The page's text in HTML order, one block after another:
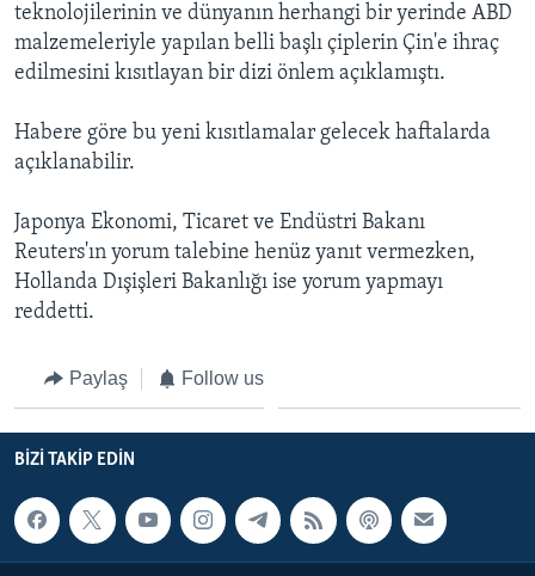
teknolojilerinin ve dünyanın herhangi bir yerinde ABD
malzemeleriyle yapılan belli başlı çiplerin Çin'e ihraç
edilmesini kısıtlayan bir dizi önlem açıklamıştı.
Habere göre bu yeni kısıtlamalar gelecek haftalarda
açıklanabilir.
Japonya Ekonomi, Ticaret ve Endüstri Bakanı
Reuters'ın yorum talebine henüz yanıt vermezken,
Hollanda Dışişleri Bakanlığı ise yorum yapmayı
reddetti.
Paylaş Follow us
BIZI TAKIP EDIN